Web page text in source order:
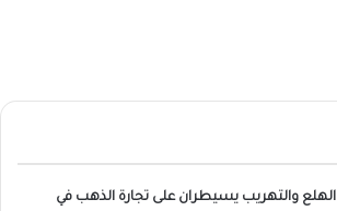
الهلع والتهريب يسيطران على تجارة الذهب في